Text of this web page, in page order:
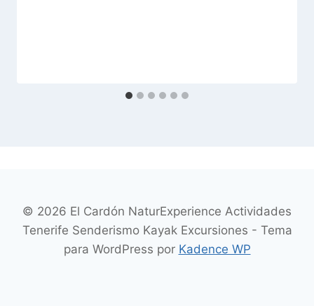
© 2026 El Cardón NaturExperience Actividades
Tenerife Senderismo Kayak Excursiones - Tema
para WordPress por Kadence WP